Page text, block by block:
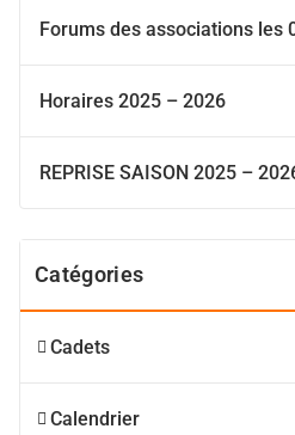
Forums des associations les
Horaires 2025 – 2026
REPRISE SAISON 2025 –
Catégories
Cadets
Calendrier